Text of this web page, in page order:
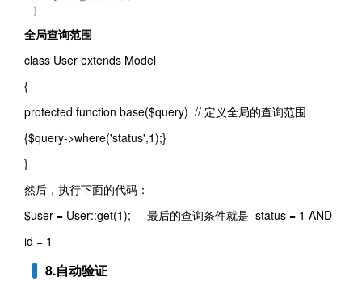
全局查询范围
class User extends Model
{
protected function base($query) // 定义全局的查询范围
{$query->where('status',1);}
}
然后，执行下面的代码：
$user = User::get(1); 最后的查询条件就是 status = 1 AND
id = 1
8.自动验证